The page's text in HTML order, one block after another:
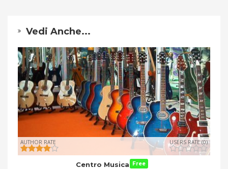
Vedi Anche...
AUTHOR RATE USERS RATE (0)
Centro Musica Free